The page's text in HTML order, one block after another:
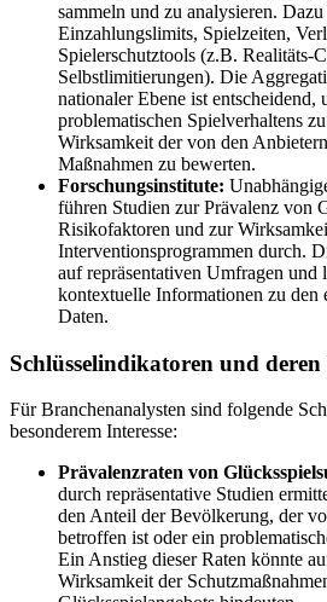
sammeln und zu analysieren. Dazu
Einzahlungslimits, Spielzeiten,
Spielerschutztools (z.B. Realitäts-
Selbstlimitierungen). Die
nationaler Ebene ist entscheidend,
problematischen Spielverhaltens
Wirksamkeit der von den
Maßnahmen zu bewerten.
Forschungsinstitute:
führen Studien zur Prävalenz von
Risikofaktoren und zur
Interventionsprogrammen durch.
auf repräsentativen Umfragen und
kontextuelle Informationen zu den
Daten.
Schlüsselindikatoren und
Für Branchenanalysten sind folgende
besonderem Interesse:
Prävalenzraten von
durch repräsentative Studien
den Anteil der Bevölkerung, der
betroffen ist oder ein
Ein Anstieg dieser Raten könnte
Wirksamkeit der